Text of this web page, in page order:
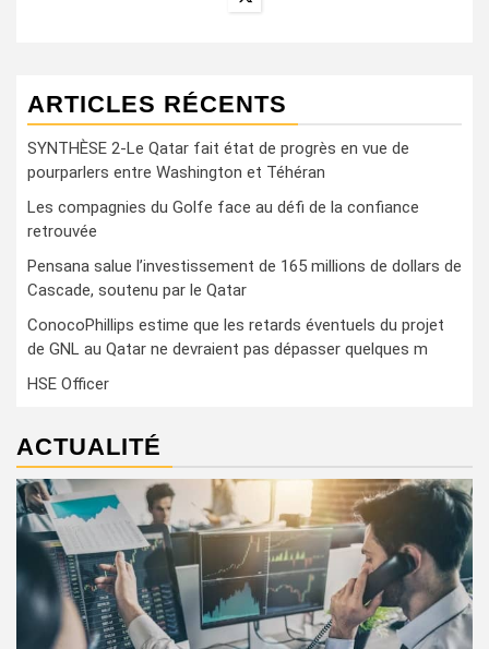
ARTICLES RÉCENTS
SYNTHÈSE 2-Le Qatar fait état de progrès en vue de
pourparlers entre Washington et Téhéran
Les compagnies du Golfe face au défi de la confiance
retrouvée
Pensana salue l’investissement de 165 millions de dollars de
Cascade, soutenu par le Qatar
ConocoPhillips estime que les retards éventuels du projet
de GNL au Qatar ne devraient pas dépasser quelques m
HSE Officer
ACTUALITÉ